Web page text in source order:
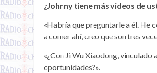
¿Johnny tiene más videos de
«Habría que preguntarle a él. He
a comer ahí, creo que son tres
«¿Con Ji Wu Xiaodong, vinculado
oportunidades?».